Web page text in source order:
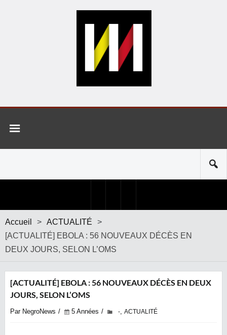
Accueil > ACTUALITÉ
>
[ACTUALITÉ] EBOLA : 56 NOUVEAUX DÉCÈS EN
DEUX JOURS, SELON L’OMS
[ACTUALITÉ] EBOLA : 56 NOUVEAUX DÉCÈS EN DEUX
JOURS, SELON L’OMS
Par NegroNews 5 Années -, ACTUALITÉ